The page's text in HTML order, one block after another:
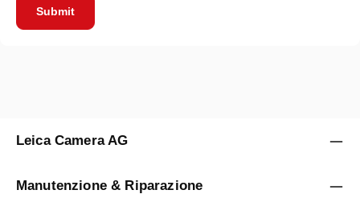
Submit
Leica Camera AG
Manutenzione & Riparazione